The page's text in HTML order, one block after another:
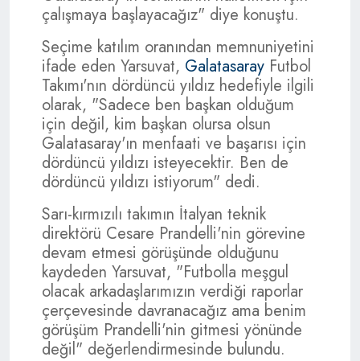
çalışmaya başlayacağız" diye konuştu.
Seçime katılım oranından memnuniyetini
ifade eden Yarsuvat, Galatasaray Futbol
Takımı'nın dördüncü yıldız hedefiyle ilgili
olarak, "Sadece ben başkan olduğum
için değil, kim başkan olursa olsun
Galatasaray'ın menfaati ve başarısı için
dördüncü yıldızı isteyecektir. Ben de
dördüncü yıldızı istiyorum" dedi.
Sarı-kırmızılı takımın İtalyan teknik
direktörü Cesare Prandelli'nin görevine
devam etmesi görüşünde olduğunu
kaydeden Yarsuvat, "Futbolla meşgul
olacak arkadaşlarımızın verdiği raporlar
çerçevesinde davranacağız ama benim
görüşüm Prandelli'nin gitmesi yönünde
değil" değerlendirmesinde bulundu.